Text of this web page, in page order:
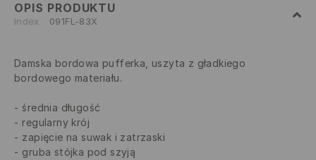
OPIS PRODUKTU
Index 091FL-83X
Damska bordowa pufferka, uszyta z gładkiego
bordowego materiału.
średnia długość
regularny krój
zapięcie na suwak i zatrzaski
gruba stójka pod szyją